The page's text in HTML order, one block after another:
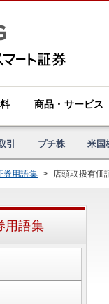
商品・サービス
引 プチ株 米国
券用語集 > 店頭取扱有価
用語集